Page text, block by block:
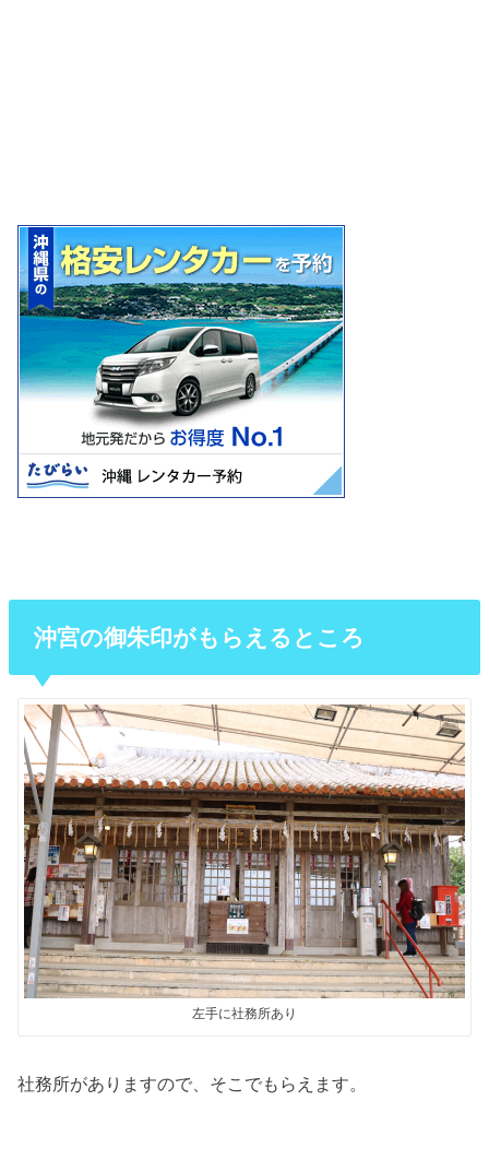
沖宮の御朱印がもらえるところ
左手に社務所あり
社務所がありますので、そこでもらえます。